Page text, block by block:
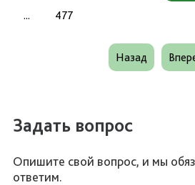
... 477
Назад
Задать вопрос
Опишите свой вопрос, и мы
ответим.